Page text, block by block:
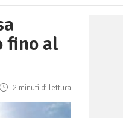
fino al
2 minuti di lettura